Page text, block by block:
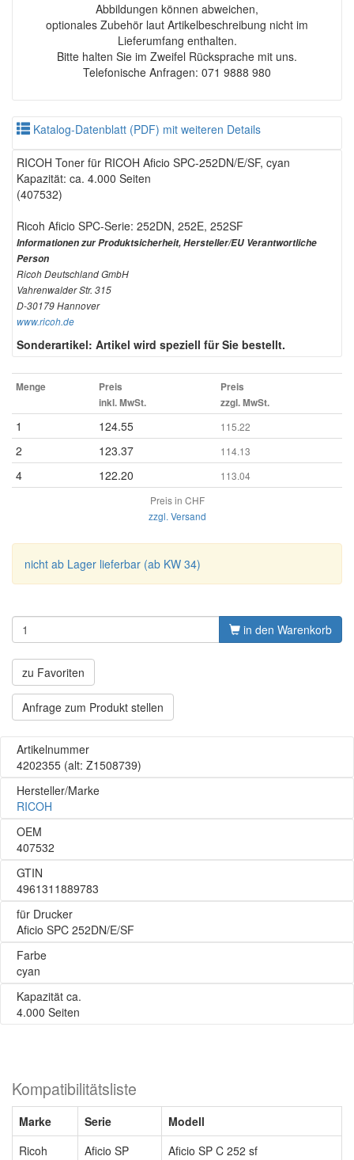
Abbildungen können abweichen,
optionales Zubehör laut Artikelbeschreibung nicht im
Lieferumfang enthalten.
Bitte halten Sie im Zweifel Rücksprache mit uns.
Telefonische Anfragen: 071 9888 980
Katalog-Datenblatt (PDF) mit weiteren Details
RICOH Toner für RICOH Aficio SPC-252DN/E/SF, cyan
Kapazität: ca. 4.000 Seiten
(407532)
Ricoh Aficio SPC-Serie: 252DN, 252E, 252SF
Informationen zur Produktsicherheit, Hersteller/EU Verantwortliche
Person
Ricoh Deutschland GmbH
Vahrenwalder Str. 315
D-30179 Hannover
www.ricoh.de
Sonderartikel: Artikel wird speziell für Sie bestellt.
Menge
Preis
inkl. MwSt.
Preis
zzgl. MwSt.
1 124.55 115.22
2 123.37 114.13
4 122.20
113.04
Preis in CHF
zzgl. Versand
nicht ab Lager lieferbar (ab KW 34)
in den Warenkorb
zu Favoriten
Anfrage zum Produkt stellen
Artikelnummer
4202355 (alt: Z1508739)
Hersteller/Marke
RICOH
OEM
407532
GTIN
4961311889783
für Drucker
Aficio SPC 252DN/E/SF
Farbe
cyan
Kapazität ca.
4.000 Seiten
Kompatibilitätsliste
Marke Serie
Modell
Ricoh
Aficio SP Aficio SP C 252 sf